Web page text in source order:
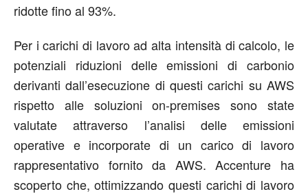
ridotte fino al 93%.
Per i carichi di lavoro ad alta intensità di calcolo, le
potenziali riduzioni delle emissioni di carbonio
derivanti dall’esecuzione di questi carichi su AWS
rispetto alle soluzioni on-premises sono state
valutate attraverso l’analisi delle emissioni
operative e incorporate di un carico di lavoro
rappresentativo fornito da AWS. Accenture ha
scoperto che, ottimizzando questi carichi di lavoro